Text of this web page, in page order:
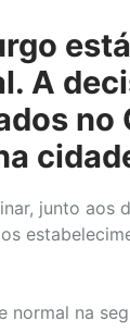
A
no
junto aos
normal na